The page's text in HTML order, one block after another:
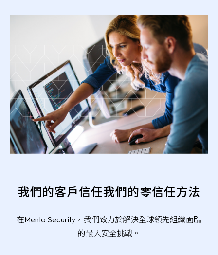
我們的客戶信任我們的零信任方法
在Menlo Security，我們致力於解決全球領先組織面臨
的最大安全挑戰。